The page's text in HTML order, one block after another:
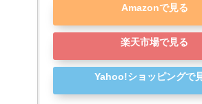
Amazonで見る
楽天市場で見る
Yahoo!ショッピングで